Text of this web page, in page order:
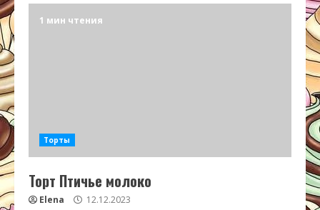
1 мин чтения
Торты
Торт Птичье молоко
Elena 12.12.2023